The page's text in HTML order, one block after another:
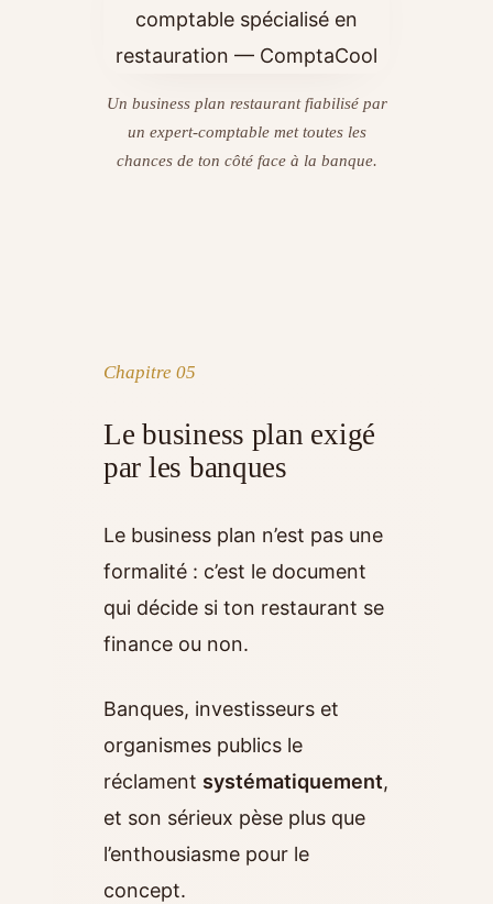
Un business plan restaurant fiabilisé par
un expert-comptable met toutes les
chances de ton côté face à la banque.
Chapitre 05
Le business plan exigé
par les banques
Le business plan n’est pas une
formalité : c’est le document
qui décide si ton restaurant se
finance ou non.
Banques, investisseurs et
organismes publics le
réclament systématiquement,
et son sérieux pèse plus que
l’enthousiasme pour le
concept.